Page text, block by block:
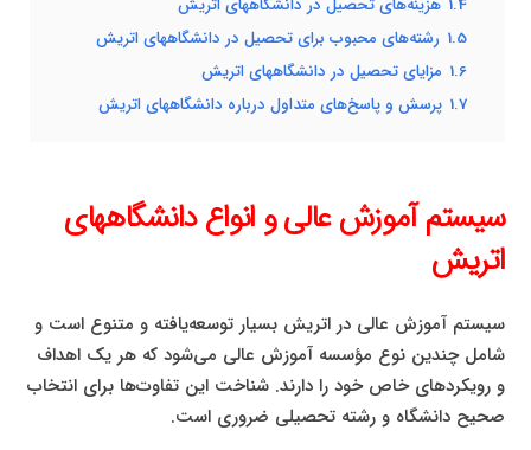
1.5 رشته‌های محبوب برای تحصیل در دانشگاههای اتریش
1.6 مزایای تحصیل در دانشگاههای اتریش
1.7 پرسش و پاسخ‌های متداول درباره دانشگاههای اتریش
سیستم آموزش عالی و انواع دانشگاههای
اتریش
سیستم آموزش عالی در اتریش بسیار توسعه‌یافته و متنوع است و
شامل چندین نوع مؤسسه آموزش عالی می‌شود که هر یک اهداف
و رویکردهای خاص خود را دارند. شناخت این تفاوت‌ها برای انتخاب
صحیح دانشگاه و رشته تحصیلی ضروری است.